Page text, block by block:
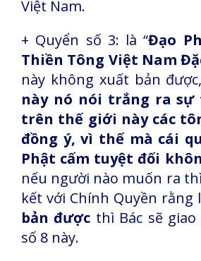
Việt Nam.
+ Quyển số 3: là “Đạo
Thiền Tông Việt Nam
này không xuất bản
này nó nói trắng ra
trên thế giới này các
đồng ý, vì thế mà cái
Phật cấm tuyệt đối
nếu người nào muốn ra
kết với Chính Quyền rằng
bản được thì Bác sẽ
số 8 này.